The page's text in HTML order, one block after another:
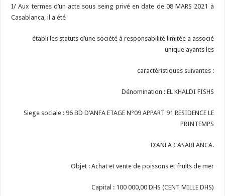
I/ Aux termes d’un acte sous seing privé en date de 08 MARS 2021 à
Casablanca, il a été
établi les statuts d’une société à responsabilité limitée a associé
unique ayants les
caractéristiques suivantes :
Dénomination : EL KHALDI FISHS
Siege sociale : 96 BD D’ANFA ETAGE N°09 APPART 91 RESIDENCE LE
PRINTEMPS
D’ANFA CASABLANCA.
Objet : Achat et vente de poissons et fruits de mer
Capital : 100 000,00 DHS (CENT MILLE DHS)